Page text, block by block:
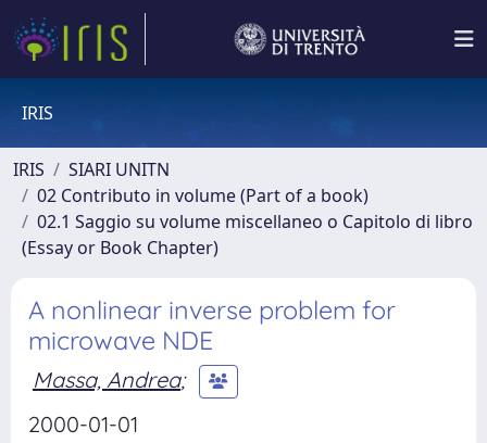
IRIS
IRIS
SIARI UNITN
02 Contributo in volume (Part of a book)
02.1 Saggio su volume miscellaneo o Capitolo di libro
(Essay or Book Chapter)
A nonlinear inverse problem for
microwave NDE
Massa, Andrea;
2000-01-01